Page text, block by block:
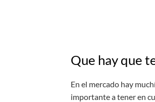
Que hay que
En el mercado hay
importante a tener en